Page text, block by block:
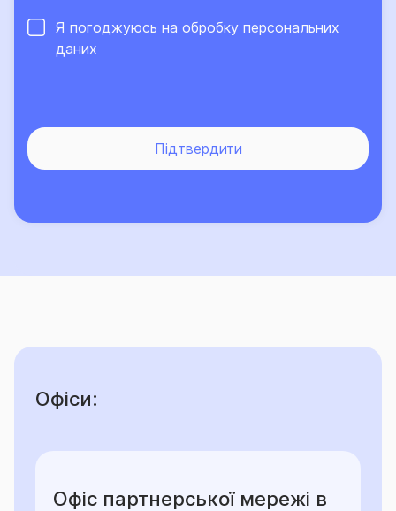
Я погоджуюсь на обробку персональних
даних
Підтвердити
Офіси:
Офіс партнерської мережі в